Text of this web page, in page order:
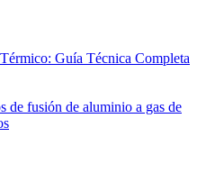
Guía Técnica Completa
de fusión de aluminio a gas de